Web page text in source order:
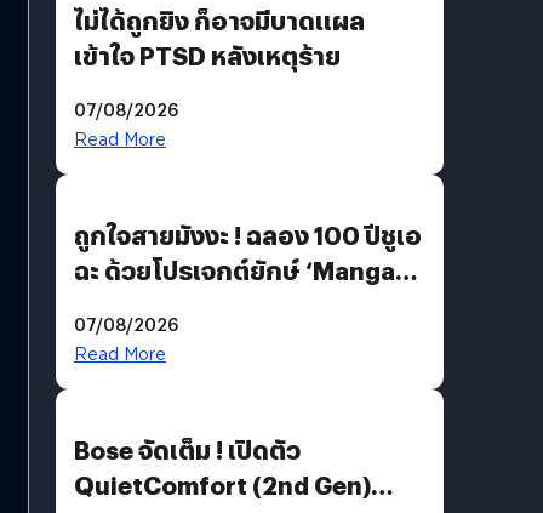
ไม่ได้ถูกยิง ก็อาจมีบาดแผล
เข้าใจ PTSD หลังเหตุร้าย
07/08/2026
Read More
ถูกใจสายมังงะ ! ฉลอง 100 ปีชูเอ
ฉะ ด้วยโปรเจกต์ยักษ์ ‘Manga
มีภาษาไทยด้วย
07/08/2026
Read More
Bose จัดเต็ม ! เปิดตัว
QuietComfort (2nd Gen)